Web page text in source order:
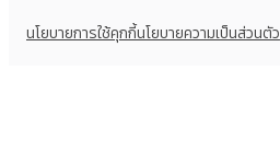
นโยบายการใช้คุกกี้นโยบายความเป็นส่วนตัว